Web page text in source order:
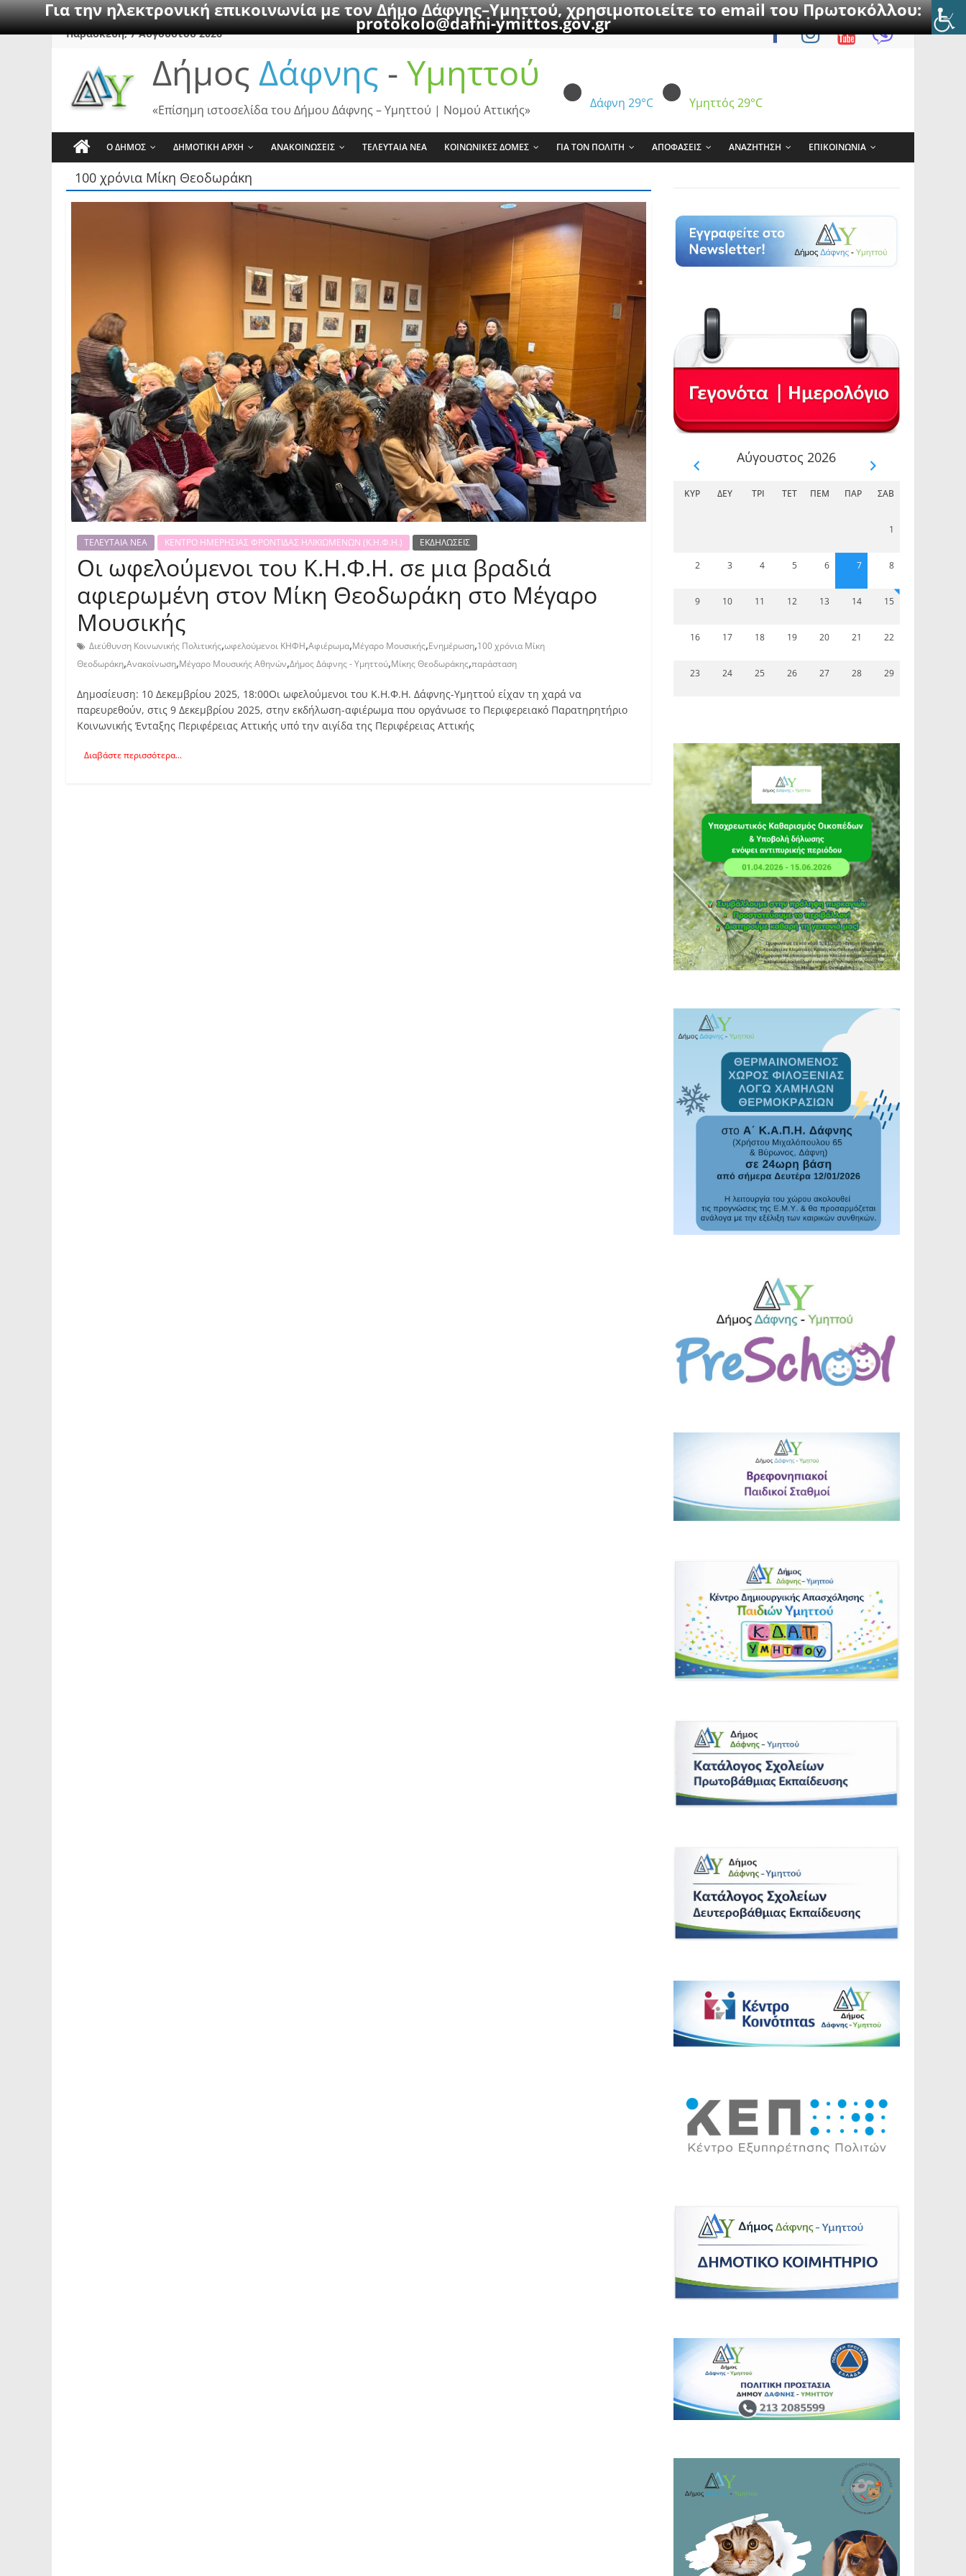
Για την ηλεκτρονική επικοινωνία με τον Δήμο Δάφνης–Υμηττού, χρησιμοποιείτε το email του Πρωτοκόλλου:
protokolo@dafni-ymittos.gov.gr
SkipΠαρασκευή, 7 Αυγούστου 2026
Δήμος Δάφνης - Υμηττού
Δάφνη 29°C Υμηττός 29°C
«Επίσημη ιστοσελίδα του Δήμου Δάφνης – Υμηττού | Νομού Αττικής»
Ο ΔΗΜΟΣ ΔΗΜΟΤΙΚΗ ΑΡΧΗ ΑΝΑΚΟΙΝΩΣΕΙΣ ΤΕΛΕΥΤΑΙΑ ΝΕΑ ΚΟΙΝΩΝΙΚΕΣ ΔΟΜΕΣ ΓΙΑ ΤΟΝ ΠΟΛΙΤΗ ΑΠΟΦΑΣΕΙΣ ΑΝΑΖΗΤΗΣΗ ΕΠΙΚΟΙΝΩΝΙΑ
100 χρόνια Μίκη Θεοδωράκη
ΤΕΛΕΥΤΑΙΑ ΝΕΑ ΚΕΝΤΡΟ ΗΜΕΡΗΣΙΑΣ ΦΡΟΝΤΙΔΑΣ ΗΛΙΚΙΩΜΕΝΩΝ (Κ.Η.Φ.Η.) ΕΚΔΗΛΩΣΕΙΣ
Οι ωφελούμενοι του Κ.Η.Φ.Η. σε μια βραδιά
αφιερωμένη στον Μίκη Θεοδωράκη στο Μέγαρο
Μουσικής
Διεύθυνση Κοινωνικής Πολιτικής,ωφελούμενοι ΚΗΦΗ,Αφιέρωμα,Μέγαρο Μουσικής,Ενημέρωση,100 χρόνια Μίκη
Θεοδωράκη,Ανακοίνωση,Μέγαρο Μουσικής Αθηνών,Δήμος Δάφνης - Υμηττού,Μίκης Θεοδωράκης,παράσταση
Δημοσίευση: 10 Δεκεμβρίου 2025, 18:00Οι ωφελούμενοι του Κ.Η.Φ.Η. Δάφνης-Υμηττού είχαν τη χαρά να
παρευρεθούν, στις 9 Δεκεμβρίου 2025, στην εκδήλωση-αφιέρωμα που οργάνωσε το Περιφερειακό Παρατηρητήριο
Κοινωνικής Ένταξης Περιφέρειας Αττικής υπό την αιγίδα της Περιφέρειας Αττικής
Διαβάστε περισσότερα...
Αύγουστος 2026
ΚΥΡ ΔΕΥ ΤΡΊ ΤΕΤ ΠΈΜ ΠΑΡ ΣΆΒ
1
2 3 4 5 6 7 8
9 10 11 12 13 14 15
16 17 18 19 20 21 22
23 24 25 26 27 28 29